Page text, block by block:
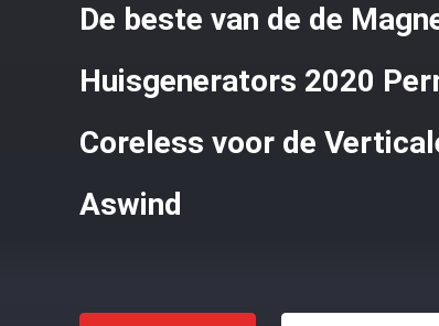
De beste van de de
Huisgenerators 2020
Coreless voor de
Aswind